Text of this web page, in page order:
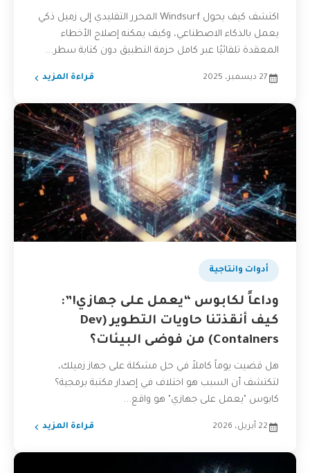
اكتشف كيف يحول Windsurf المحرر التقليدي إلى زميل ذكي
يعمل بالذكاء الاصطناعي، وكيف يمكنه إصلاح الأخطاء
المعقدة تلقائيًا عبر كامل حزمة التطبيق دون كتابة سطر...
27 ديسمبر، 2025 قراءة المزيد
أدوات وانتاجية
وداعاً لكابوس “يعمل على جهازي!”:
كيف أنقذتنا حاويات التطوير (Dev
Containers) من فوضى البيئات؟
هل قضيت يوماً كاملاً في حل مشكلة على جهاز زميلك،
لتكتشف أن السبب هو اختلاف في إصدار مكتبة برمجية؟
كابوس "يعمل على جهازي" هو واقع...
22 أبريل، 2026 قراءة المزيد